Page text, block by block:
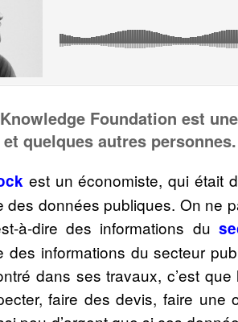
Knowledge Foundation est
quelques autres personnes.
est un économiste, qui était
des données publiques. On ne
à-dire des informations du
des informations du secteur
dans ses travaux, c’est
faire des devis, faire